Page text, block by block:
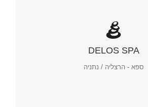
DELOS SPA
ספא - הרצליה / נתניה